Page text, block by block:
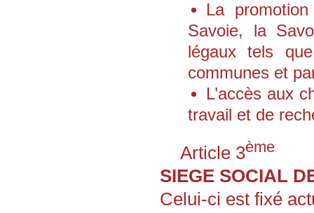
La
Savoie, la
légaux tels
communes et
L’accès aux
travail et de
Article 3ème
SIEGE SOCIAL
Celui-ci est fixé